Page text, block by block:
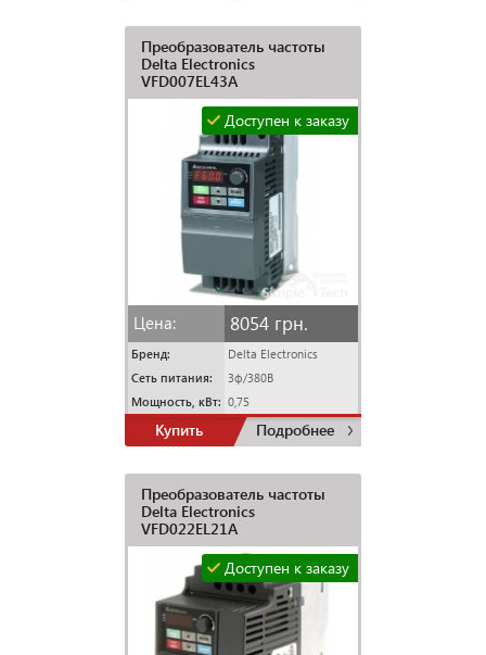
Преобразователь частоты
Delta Electronics
VFD007EL43A
Доступен к заказу
Цена: 8054 грн.
Бренд: Delta Electronics
Сеть питания: 3ф/380В
Мощность, кВт: 0,75
Купить Подробнее
Преобразователь частоты
Delta Electronics
VFD022EL21A
Доступен к заказу